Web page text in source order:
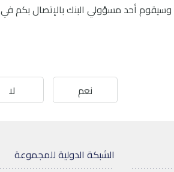
وسيقوم أحد مسؤولي البنك بالإتصال بكم في
نعم لا
الشبكة الدولية للمجموعة